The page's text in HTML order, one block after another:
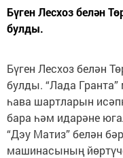
Бүген Лесхоз белән
булды.
Бүген Лесхоз белән
булды. “Лада
һава шартларын
бара һәм идарәне
“Дэу Матиз” белән
машинасының